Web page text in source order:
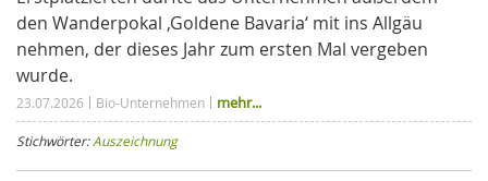
den Wanderpokal ‚Goldene Bavaria‘ mit ins Allgäu
nehmen, der dieses Jahr zum ersten Mal vergeben
wurde.
23.07.2026 Bio-Unternehmen mehr...
Stichwörter:Auszeichnung